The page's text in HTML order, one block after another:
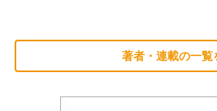
著者・連載の一覧